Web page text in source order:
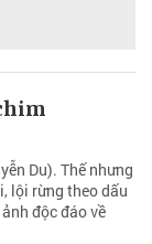
Du). Thế nhưng
lội rừng theo dấu
độc đáo về